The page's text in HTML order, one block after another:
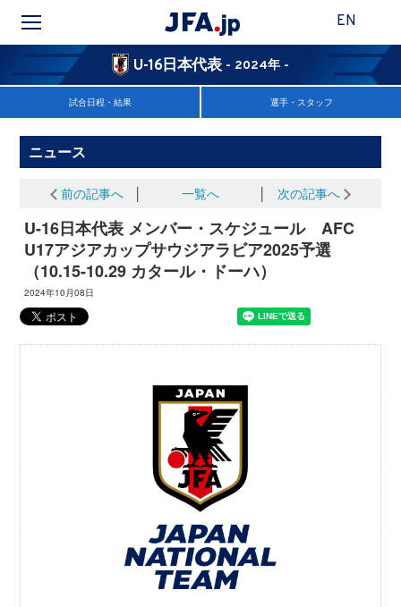
EN
U-16日本代表 - 2024年 -
試合日程・結果 選手・スタッフ
ニュース
前の記事へ 一覧へ 次の記事へ
U-16日本代表 メンバー・スケジュール AFC
U17アジアカップサウジアラビア2025予選
（10.15-10.29 カタール・ドーハ）
2024年10月08日